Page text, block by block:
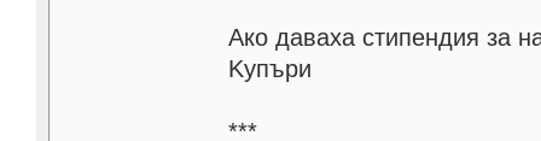
Aко даваха стипендия за
Kупъри
***